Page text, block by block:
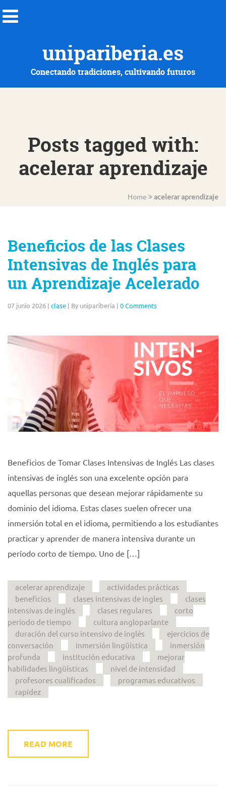
unipariberia.es
Conectando tradiciones, cultivando futuros
Posts tagged with:
acelerar aprendizaje
Home acelerar aprendizaje
Beneficios de las Clases
Intensivas de Inglés para
un Aprendizaje Acelerado
07 junio 2026 | clase | By unipariberia | 0 Comments
Beneficios de Tomar Clases Intensivas de Inglés Las clases
intensivas de inglés son una excelente opción para
aquellas personas que desean mejorar rápidamente su
dominio del idioma. Estas clases suelen ofrecer una
inmersión total en el idioma, permitiendo a los estudiantes
practicar y aprender de manera intensiva durante un
período corto de tiempo. Uno de […]
acelerar aprendizaje
actividades prácticas
beneficios
clases intensivas de ingles
clases
intensivas de inglés
clases regulares
corto
período de tiempo
cultura angloparlante
duración del curso intensivo de inglés
ejercicios de
conversación
inmersión lingüística
inmersión
profunda
institución educativa
mejorar
habilidades lingüísticas
nivel de intensidad
profesores cualificados
programas educativos
rapidez
READ MORE